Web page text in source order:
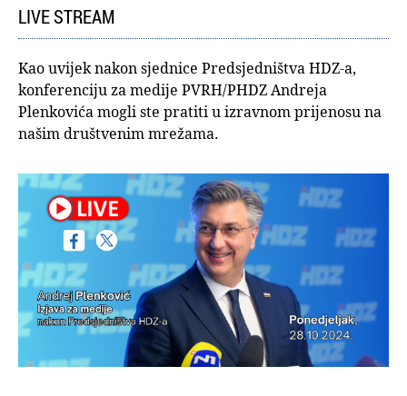
LIVE STREAM
Kao uvijek nakon sjednice Predsjedništva HDZ-a,
konferenciju za medije PVRH/PHDZ Andreja
Plenkovića mogli ste pratiti u izravnom prijenosu na
našim društvenim mrežama.